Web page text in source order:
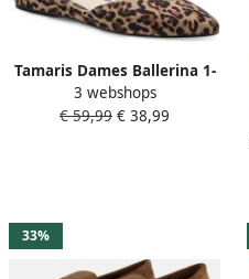
Tamaris Dames Ballerina 1-
22155-46 360
3 webshops
€ 59,99 € 38,99
33%